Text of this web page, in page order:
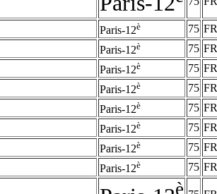
Paris-12è 75 FR
Paris-12è 75 FR
Paris-12è 75 FR
Paris-12è 75 FR
Paris-12è 75 FR
Paris-12è 75 FR
Paris-12è 75 FR
Paris-12è 75 FR
è